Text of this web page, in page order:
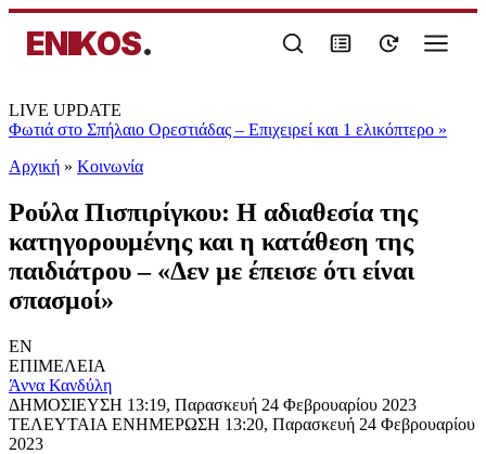
ENIKOS.
LIVE UPDATE
Φωτιά στο Σπήλαιο Ορεστιάδας – Επιχειρεί και 1 ελικόπτερο »
Αρχική » Κοινωνία
Ρούλα Πισπιρίγκου: Η αδιαθεσία της
κατηγορουμένης και η κατάθεση της
παιδιάτρου – «Δεν με έπεισε ότι είναι
σπασμοί»
EN
ΕΠΙΜΕΛΕΙΑ
Άννα Κανδύλη
ΔΗΜΟΣΙΕΥΣΗ 13:19, Παρασκευή 24 Φεβρουαρίου 2023
ΤΕΛΕΥΤΑΙΑ ΕΝΗΜΕΡΩΣΗ 13:20, Παρασκευή 24 Φεβρουαρίου
2023